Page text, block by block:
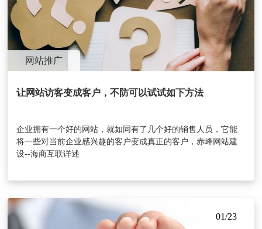
网站推广
让网站访客变成客户，不防可以试试如下方法
企业拥有一个好的网站，就如同有了几个好的销售人员，它能
将一些对当前企业感兴趣的客户变成真正的客户，赤峰网站建
设--海商互联详述
01/23